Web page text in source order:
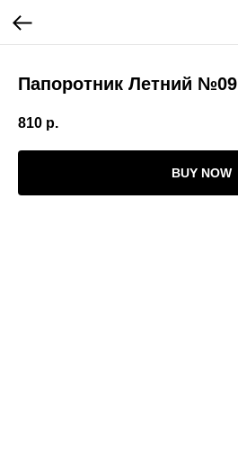
Папоротник Летний
810 р.
BUY NOW